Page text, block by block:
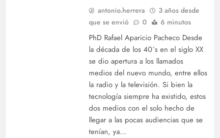
antonio.herrera
3 años desde
que se envió
0 6 minutos
PhD Rafael Aparicio Pacheco Desde
la década de los 40´s en el siglo XX
se dio apertura a los llamados
medios del nuevo mundo, entre ellos
la radio y la televisión. Si bien la
tecnología siempre ha existido, estos
dos medios con el solo hecho de
llegar a las pocas audiencias que se
tenían, ya…